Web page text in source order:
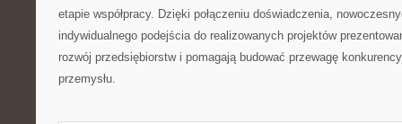
etapie współpracy. Dzięki połączeniu doświadczenia,
indywidualnego podejścia do realizowanych projektów
rozwój przedsiębiorstw i pomagają budować przewagę
przemysłu.